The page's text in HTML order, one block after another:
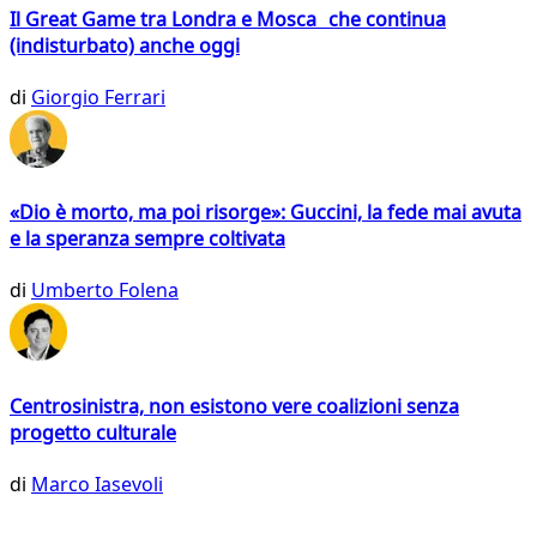
Il Great Game tra Londra e Mosca che continua
(indisturbato) anche oggi
di Giorgio Ferrari
«Dio è morto, ma poi risorge»: Guccini, la fede mai avuta
e la speranza sempre coltivata
di Umberto Folena
Centrosinistra, non esistono vere coalizioni senza
progetto culturale
di Marco Iasevoli